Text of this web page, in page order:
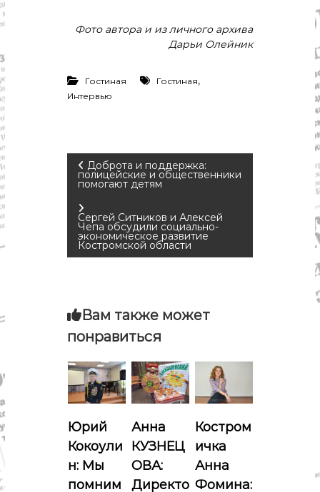
Фото автора и из личного архива
Дарьи Олейник
Гостиная Гостиная,
Интервью
Н
а
в
и
а
ц
и
я
п
Доброта и поддержка:
полицейские и общественники
помогают детям
Сергей Ситников и Алексей
Чепа обсудили социально-
экономическое развитие
Костромской области
Вам также может
понравиться
Юрий
Кокоули
н: Мы
помним
Анна
КУЗНЕЦ
ОВА:
Директо
Костром
ичка
Анна
Фомина: